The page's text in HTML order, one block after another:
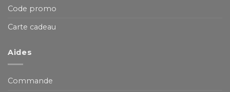
Code promo
Carte cadeau
Aides
Commande